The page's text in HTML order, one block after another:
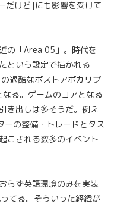
だけど]にも影響を受けて
の「Area 05」。時代を
という設定で描かれる
過酷なポストアポカリプ
る。ゲームのコアとなる
き出しは多そうだ。例え
ーの整備・トレードとタス
こされる数多のイベント
らず英語環境のみを実装
てる。そういった経緯が